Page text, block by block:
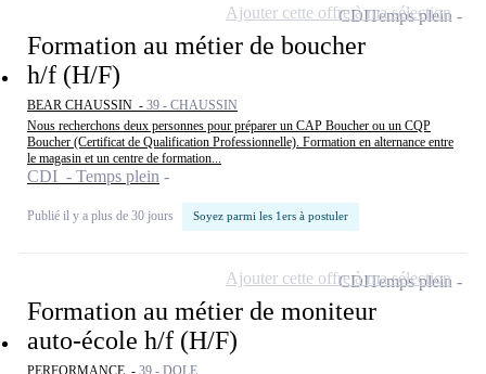
Formation au métier de boucher
h/f (H/F)
BEAR CHAUSSIN - 39 - CHAUSSIN
Nous recherchons deux personnes pour préparer un CAP Boucher ou un CQP
Boucher (Certificat de Qualification Professionnelle). Formation en alternance entre
le magasin et un centre de formation...
CDI - Temps plein
Publié il y a plus de 30 jours Soyez parmi les 1ers à postuler
CDITemps plein
Ajouter cette offre à ma sélection
Formation au métier de moniteur
auto-école h/f (H/F)
PERFORMANCE - 39 - DOLE
CDITemps plein
Ajouter cette offre à ma sélection